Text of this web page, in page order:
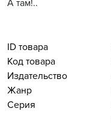
А там!..
ID товара
Код товара
Издательство
Жанр
Серия